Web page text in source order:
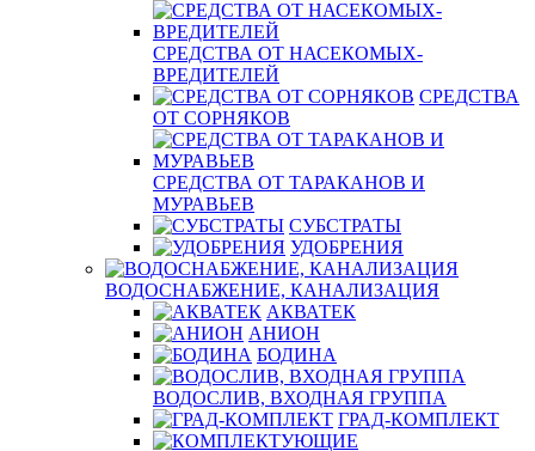
СРЕДСТВА ОТ НАСЕКОМЫХ-
ВРЕДИТЕЛЕЙ
СРЕДСТВА
ОТ СОРНЯКОВ
СРЕДСТВА ОТ ТАРАКАНОВ И
МУРАВЬЕВ
СУБСТРАТЫ
УДОБРЕНИЯ
ВОДОСНАБЖЕНИЕ, КАНАЛИЗАЦИЯ
АКВАТЕК
АНИОН
БОДИНА
ВОДОСЛИВ, ВХОДНАЯ ГРУППА
ГРАД-КОМПЛЕКТ